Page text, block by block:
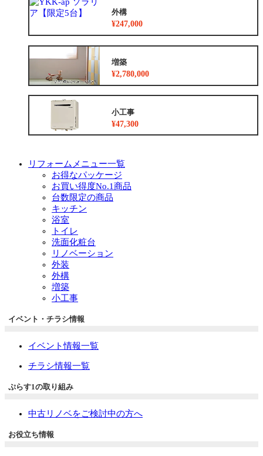
外構
¥247,000
増築
¥2,780,000
小工事
¥47,300
リフォームメニュー一覧
お得なパッケージ
お買い得度No.1商品
台数限定の商品
キッチン
浴室
トイレ
洗面化粧台
リノベーション
外装
外構
増築
小工事
イベント・チラシ情報
イベント情報一覧
チラシ情報一覧
ぷらす1の取り組み
中古リノベをご検討中の方へ
お役立ち情報